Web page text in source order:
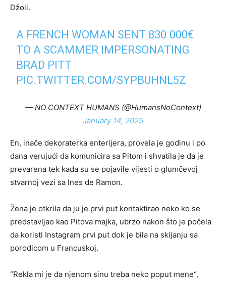
Džoli.
A FRENCH WOMAN SENT 830.000€
TO A SCAMMER IMPERSONATING
BRAD PITT
PIC.TWITTER.COM/SYPBUHNL5Z
— NO CONTEXT HUMANS (@HumansNoContext)
January 14, 2025
En, inače dekoraterka enterijera, provela je godinu i po
dana verujući da komunicira sa Pitom i shvatila je da je
prevarena tek kada su se pojavile vijesti o glumčevoj
stvarnoj vezi sa Ines de Ramon.
Žena je otkrila da ju je prvi put kontaktirao neko ko se
predstavljao kao Pitova majka, ubrzo nakon što je počela
da koristi Instagram prvi put dok je bila na skijanju sa
porodicom u Francuskoj.
“Rekla mi je da njenom sinu treba neko poput mene“,